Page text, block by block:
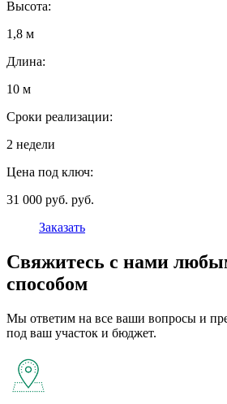
Высота:
1,8 м
Длина:
10 м
Сроки реализации:
2 недели
Цена под ключ:
31 000 руб. руб.
Заказать
Свяжитесь с нами
способом
Мы ответим на все ваши вопросы и
под ваш участок и бюджет.